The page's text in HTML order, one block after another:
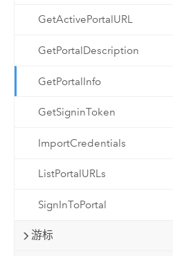
GetActivePortalURL
GetPortalDescription
GetPortalInfo
GetSigninToken
ImportCredentials
ListPortalURLs
SignInToPortal
游标